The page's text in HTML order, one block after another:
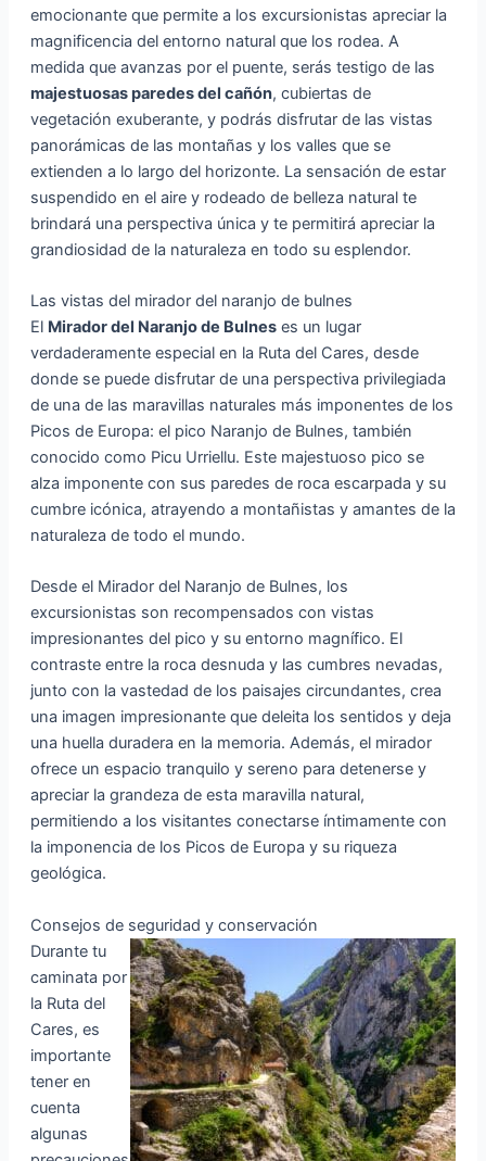
emocionante que permite a los excursionistas apreciar la
magnificencia del entorno natural que los rodea. A
medida que avanzas por el puente, serás testigo de las
majestuosas paredes del cañón, cubiertas de
vegetación exuberante, y podrás disfrutar de las vistas
panorámicas de las montañas y los valles que se
extienden a lo largo del horizonte. La sensación de estar
suspendido en el aire y rodeado de belleza natural te
brindará una perspectiva única y te permitirá apreciar la
grandiosidad de la naturaleza en todo su esplendor.
Las vistas del mirador del naranjo de bulnes
El Mirador del Naranjo de Bulneses un lugar
verdaderamente especial en la Ruta del Cares, desde
donde se puede disfrutar de una perspectiva privilegiada
de una de las maravillas naturales más imponentes de los
Picos de Europa: el pico Naranjo de Bulnes, también
conocido como Picu Urriellu. Este majestuoso pico se
alza imponente con sus paredes de roca escarpada y su
cumbre icónica, atrayendo a montañistas y amantes de la
naturaleza de todo el mundo.
Desde el Mirador del Naranjo de Bulnes, los
excursionistas son recompensados con vistas
impresionantes del pico y su entorno magnífico. El
contraste entre la roca desnuda y las cumbres nevadas,
junto con la vastedad de los paisajes circundantes, crea
una imagen impresionante que deleita los sentidos y deja
una huella duradera en la memoria. Además, el mirador
ofrece un espacio tranquilo y sereno para detenerse y
apreciar la grandeza de esta maravilla natural,
permitiendo a los visitantes conectarse íntimamente con
la imponencia de los Picos de Europa y su riqueza
geológica.
Consejos de seguridad y conservación
Durante tu
caminata por
la Ruta del
Cares, es
importante
tener en
cuenta
algunas